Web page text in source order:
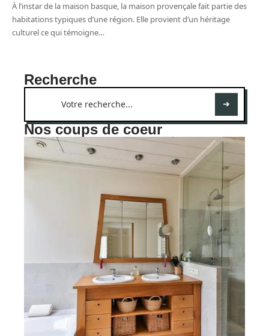
À l’instar de la maison basque, la maison provençale fait partie des
habitations typiques d’une région. Elle provient d’un héritage
culturel ce qui témoigne…
Recherche
Nos coups de coeur